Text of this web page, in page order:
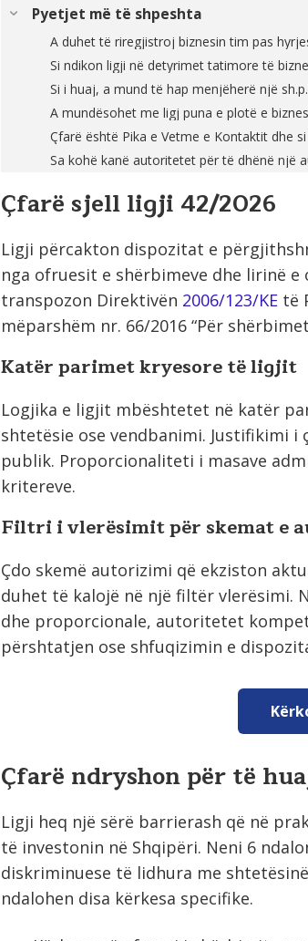
Pyetjet më të shpeshta
A duhet të riregjistroj biznesin tim pas
Si ndikon ligji në detyrimet tatimore të
Si i huaj, a mund të hap menjëherë një
A mundësohet me ligj puna e plotë e
Çfarë është Pika e Vetme e Kontaktit dhe
Sa kohë kanë autoritetet për të dhënë një
Çfarë sjell ligji 42/2026
Ligji përcakton dispozitat e
nga ofruesit e shërbimeve dhe lirinë
transpozon Direktivën 2006/123/KE të
mëparshëm nr. 66/2016 “Për
Katër parimet kryesore të ligjit
Logjika e ligjit mbështetet në katër
shtetësie ose vendbanimi. Justifikimi
publik. Proporcionaliteti i masave
kritereve.
Filtri i vlerësimit për skemat e
Çdo skemë autorizimi që ekziston
duhet të kalojë në një filtër vlerësimi.
dhe proporcionale, autoritetet
përshtatjen ose shfuqizimin e
Çfarë ndryshon për të
Ligji heq një sërë barrierash që në
të investonin në Shqipëri. Neni 6
diskriminuese të lidhura me
ndalohen disa kërkesa specifike.